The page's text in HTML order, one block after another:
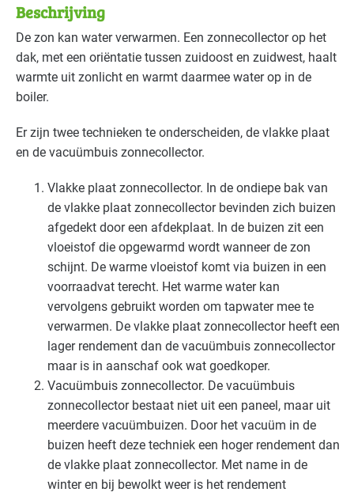
Datacenters Gevorderd
Kantoren Gevorderd
Landbouw - land- en tuinbouw
Landbouw - veeteelt Gevorderd
Overige branches Gevorderd
Recreatie - congreslocaties Gevorderd
Recreatie - hotels Gevorderd
Recreatie - overig Gevorderd
Recreatie - restaurants en cafés Gevorderd
Sport - zwembaden Gevorderd
Voedingsindustrie - brood en banket Gevorderd
Beschrijving
De zon kan water verwarmen. Een zonnecollector op het
dak, met een oriëntatie tussen zuidoost en zuidwest, haalt
warmte uit zonlicht en warmt daarmee water op in de
boiler.
Er zijn twee technieken te onderscheiden, de vlakke plaat
en de vacuümbuis zonnecollector.
Vlakke plaat zonnecollector. In de ondiepe bak van
de vlakke plaat zonnecollector bevinden zich buizen
afgedekt door een afdekplaat. In de buizen zit een
vloeistof die opgewarmd wordt wanneer de zon
schijnt. De warme vloeistof komt via buizen in een
voorraadvat terecht. Het warme water kan
vervolgens gebruikt worden om tapwater mee te
verwarmen. De vlakke plaat zonnecollector heeft een
lager rendement dan de vacuümbuis zonnecollector
maar is in aanschaf ook wat goedkoper.
Vacuümbuis zonnecollector. De vacuümbuis
zonnecollector bestaat niet uit een paneel, maar uit
meerdere vacuümbuizen. Door het vacuüm in de
buizen heeft deze techniek een hoger rendement dan
de vlakke plaat zonnecollector. Met name in de
winter en bij bewolkt weer is het rendement